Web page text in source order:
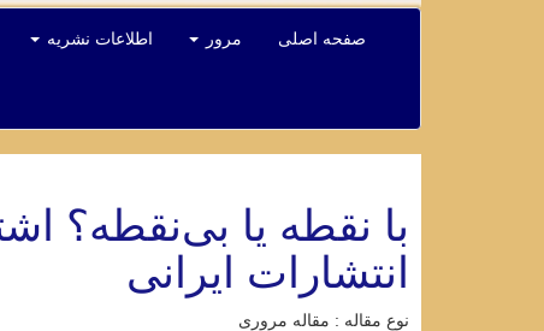
صفحه اصلی مرور اطلاعات نشریه
با نقطه یا بی‌نقطه؟
انتشارات ایرانی
نوع مقاله : مقاله مروری